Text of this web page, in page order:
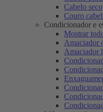
Cabelo seco
Couro
Condicionador e
Mostrar
Amaciador
Amaciador